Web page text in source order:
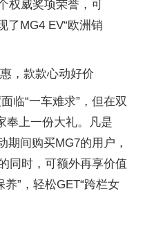
权威奖项荣誉，可
了MG4 EV“欧洲销
，款款心动好价
临“一车难求”，但在双
奉上一份大礼。凡是
期间购买MG7的用户，
同时，可额外再享价值
”，轻松GET“跨栏女